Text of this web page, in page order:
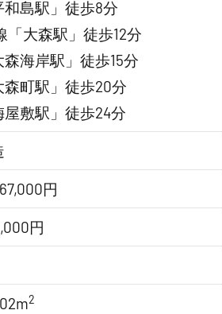
島駅」徒歩8分
「大森駅」徒歩12分
海岸駅」徒歩15分
町駅」徒歩20分
敷駅」徒歩24分
円
円
2